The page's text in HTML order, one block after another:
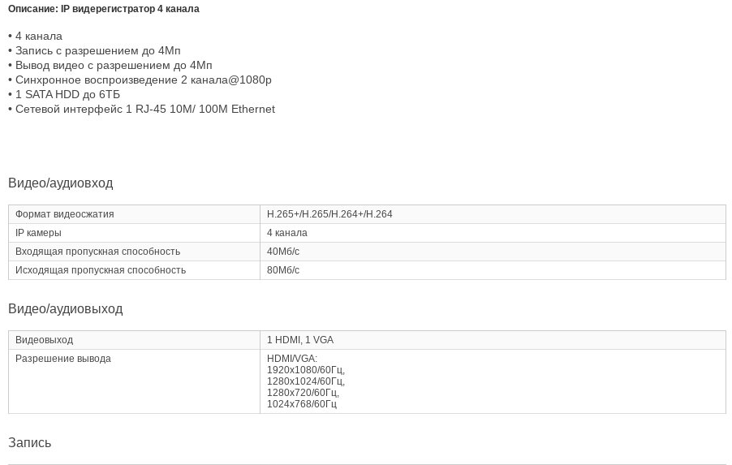
Описание: IP видерегистратор 4 канала
• 4 канала
• Запись с разрешением до 4Мп
• Вывод видео с разрешением до 4Mп
• Синхронное воспроизведение 2 канала@1080р
• 1 SATA HDD до 6ТБ
• Сетевой интерфейс 1 RJ-45 10M/ 100M Ethernet
Видео/аудиовход
Формат видеосжатия
H.265+/H.265/H.264+/H.264
IP камеры
4 канала
Входящая пропускная способность
40Мб/с
Исходящая пропускная способность
80Мб/с
Видео/аудиовыход
Видеовыход
1 HDMI, 1 VGA
Разрешение вывода
HDMI/VGA:
1920х1080/60Гц,
1280х1024/60Гц,
1280х720/60Гц,
1024х768/60Гц
Запись